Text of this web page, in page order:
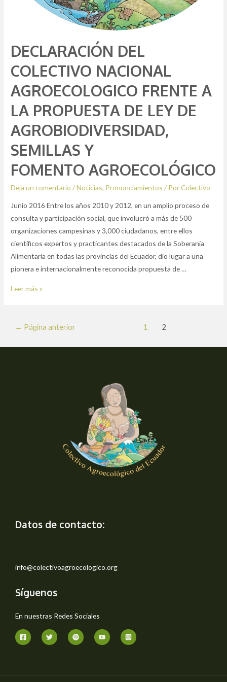
DECLARACIÓN DEL
COLECTIVO NACIONAL
AGROECOLOGICO FRENTE A
LA PROPUESTA DE LEY DE
AGROBIODIVERSIDAD,
SEMILLAS Y
FOMENTO AGROECOLÓGICO
Deja un comentario /Noticias, Pronunciamientos / PorColectivo
Junio 2016 Entre los años 2010 y 2012, en un amplio proceso de
consulta y participación social, que involucró a más de 500
organizaciones campesinas y 3,000 ciudadanos, entre ellos
científicos expertos y practicantes destacados de la Soberanía
Alimentaria en todas las provincias del Ecuador, dio lugar a una
pionera e internacionalmente reconocida propuesta de …
DECLARACIÓN
NACIONAL
AGROBIODIVERSIDAD,
FOMENTO AGROECOLÓGICO
Leer más »
Paginación
← Página anterior 1 2
Datos de contacto:
info@colectivoagroecologico.org
Síguenos
En nuestras Redes Sociales